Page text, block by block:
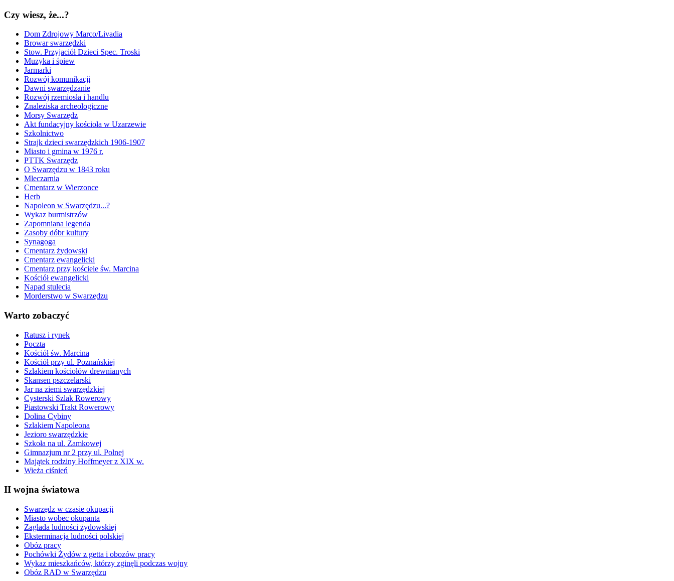
Czy wiesz, że...?
Dom Zdrojowy Marco/Livadia
Browar swarzędzki
Stow. Przyjaciół Dzieci Spec. Troski
Muzyka i śpiew
Jarmarki
Rozwój komunikacji
Dawni swarzędzanie
Rozwój rzemiosła i handlu
Znaleziska archeologiczne
Morsy Swarzędz
Akt fundacyjny kościoła w Uzarzewie
Szkolnictwo
Strajk dzieci swarzędzkich 1906-1907
Miasto i gmina w 1976 r.
PTTK Swarzędz
O Swarzędzu w 1843 roku
Mleczarnia
Cmentarz w Wierzonce
Herb
Napoleon w Swarzędzu...?
Wykaz burmistrzów
Zapomniana legenda
Zasoby dóbr kultury
Synagoga
Cmentarz żydowski
Cmentarz ewangelicki
Cmentarz przy kościele św. Marcina
Kościół ewangelicki
Napad stulecia
Morderstwo w Swarzędzu
Warto zobaczyć
Ratusz i rynek
Poczta
Kościół św. Marcina
Kościół przy ul. Poznańskiej
Szlakiem kościołów drewnianych
Skansen pszczelarski
Jar na ziemi swarzędzkiej
Cysterski Szlak Rowerowy
Piastowski Trakt Rowerowy
Dolina Cybiny
Szlakiem Napoleona
Jezioro swarzędzkie
Szkoła na ul. Zamkowej
Gimnazjum nr 2 przy ul. Polnej
Majątek rodziny Hoffmeyer z XIX w.
Wieża ciśnień
II wojna światowa
Swarzędz w czasie okupacji
Miasto wobec okupanta
Zagłada ludności żydowskiej
Eksterminacja ludności polskiej
Obóz pracy
Pochówki Żydów z getta i obozów pracy
Wykaz mieszkańców, którzy zginęli podczas wojny
Obóz RAD w Swarzędzu